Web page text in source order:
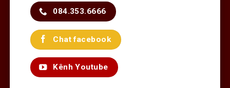
084.353.6666
Chat facebook
Kênh Youtube